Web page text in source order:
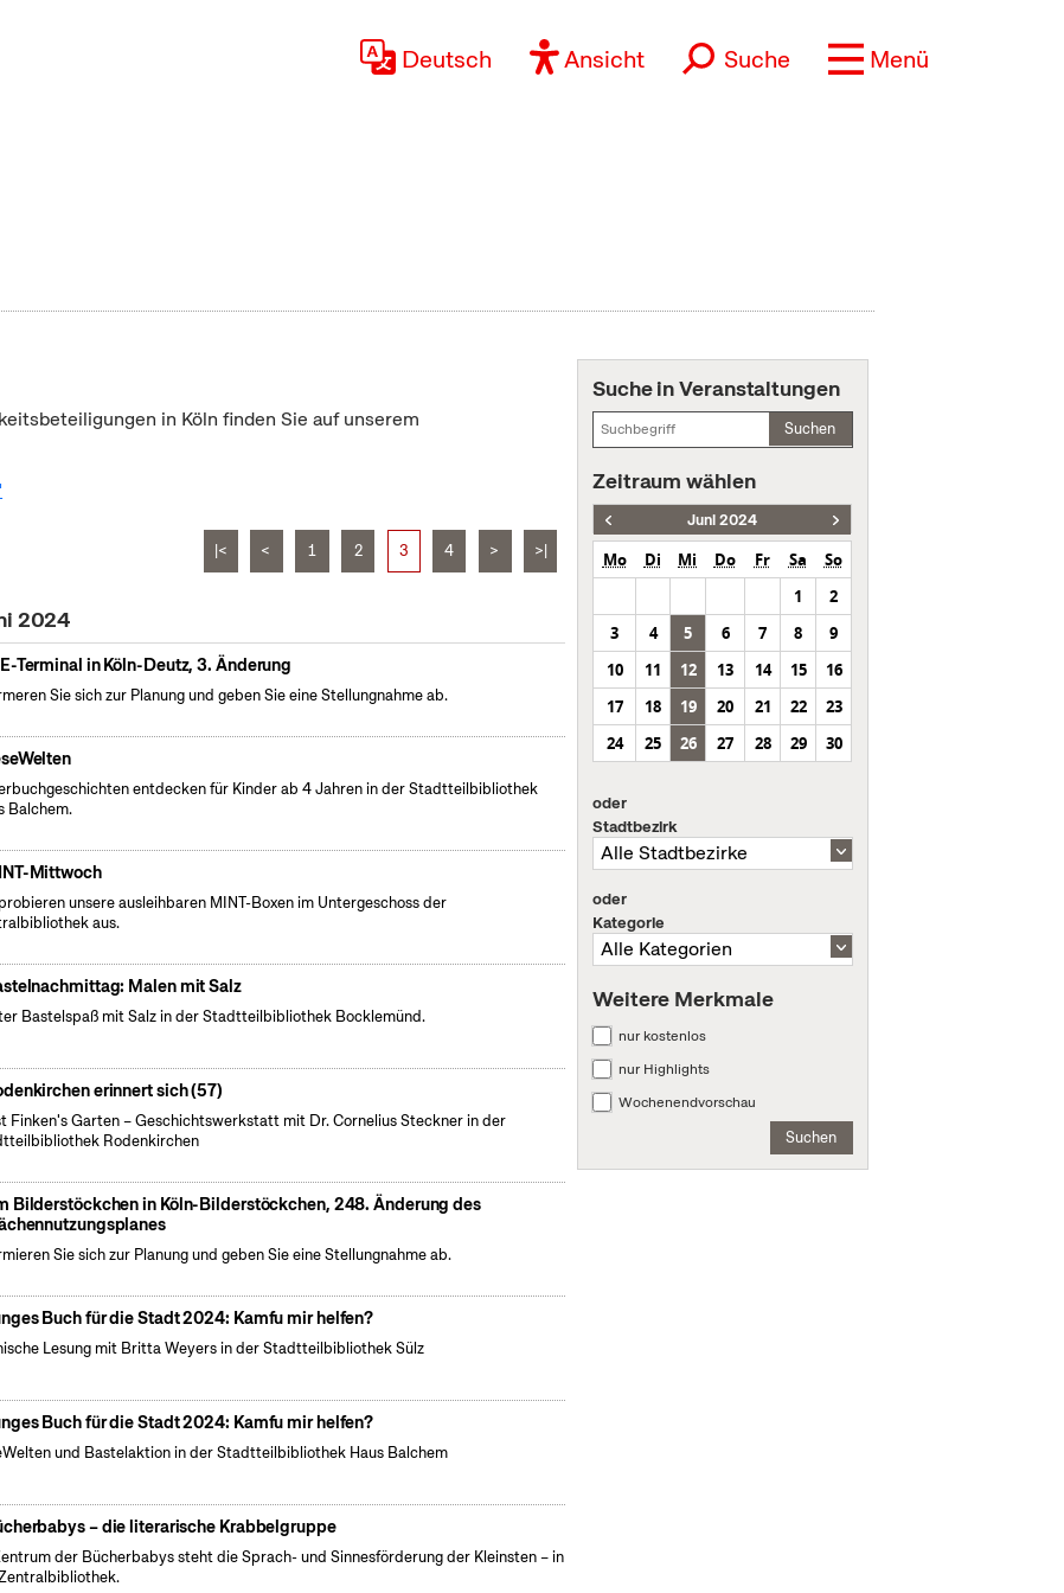
Deutsch Ansicht Suche Menü
in Köln finden Sie auf unserem
|< < 1 2 3 4 > >|
2024
Terminal in Köln-Deutz, 3. Änderung
Sie sich zur Planung und geben Sie eine Stellungnahme ab.
entdecken für Kinder ab 4 Jahren in der Stadtteilbibliothek
Balchem.
Mittwoch
unsere ausleihbaren MINT-Boxen im Untergeschoss der
aus.
Malen mit Salz
Bastelspaß mit Salz in der Stadtteilbibliothek Bocklemünd.
erinnert sich (57)
Finken's Garten – Geschichtswerkstatt mit Dr. Cornelius Steckner in der
Rodenkirchen
Bilderstöckchen in Köln-Bilderstöckchen, 248. Änderung des
Sie sich zur Planung und geben Sie eine Stellungnahme ab.
Buch für die Stadt 2024: Kamfu mir helfen?
Lesung mit Britta Weyers in der Stadtteilbibliothek Sülz
Buch für die Stadt 2024: Kamfu mir helfen?
und Bastelaktion in der Stadtteilbibliothek Haus Balchem
– die literarische Krabbelgruppe
der Bücherbabys steht die Sprach- und Sinnesförderung der Kleinsten – in
Suche in Veranstaltungen
Suchen
Zeitraum wählen
Juni 2024
Mo Di Mi Do Fr Sa
So
1
2
3
4 5 6 7 8
9
10
11 12 13 14 15
16
17
18 19 20 21 22
23
24
25 26 27 28 29 30
oder
Stadtbezirk
oder
Kategorie
Weitere Merkmale
nur kostenlos
nur Highlights
Wochenendvorschau
Suchen